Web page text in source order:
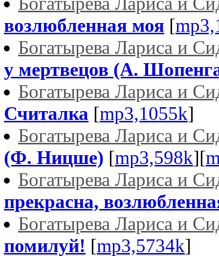
возлюбленная моя [
Богатырева Лариса и
у мертвецов (А.
Богатырева Лариса и
Считалка [mp3,1055k]
Богатырева Лариса и
(Ф. Ницше) [mp3,598k][
Богатырева Лариса и
прекрасна,
Богатырева Лариса и
помилуй! [mp3,5734k]